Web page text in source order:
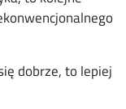
dobrze, to lepiej